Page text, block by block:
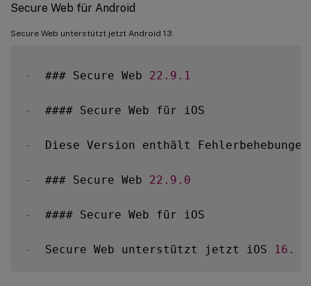
Secure Web für Android
Secure Web unterstützt jetzt Android 13.
-
  ### Secure Web
22.9 .1
-
  #### Secure Web für iOS
-
  Diese Version enthält Fehlerbehebungen
-
  ### Secure Web
22.9 .0
-
  #### Secure Web für iOS
-
  Secure Web unterstützt jetzt iOS
16.